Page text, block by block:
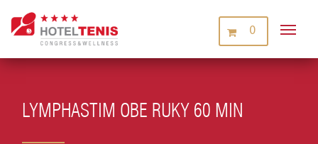
0
LYMPHASTIM OBE RUKY 60 MIN